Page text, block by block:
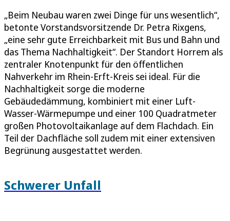
„Beim Neubau waren zwei Dinge für uns wesentlich“,
betonte Vorstandsvorsitzende Dr. Petra Rixgens,
„eine sehr gute Erreichbarkeit mit Bus und Bahn und
das Thema Nachhaltigkeit“. Der Standort Horrem als
zentraler Knotenpunkt für den öffentlichen
Nahverkehr im Rhein-Erft-Kreis sei ideal. Für die
Nachhaltigkeit sorge die moderne
Gebäudedämmung, kombiniert mit einer Luft-
Wasser-Wärmepumpe und einer 100 Quadratmeter
großen Photovoltaikanlage auf dem Flachdach. Ein
Teil der Dachfläche soll zudem mit einer extensiven
Begrünung ausgestattet werden.
Schwerer Unfall